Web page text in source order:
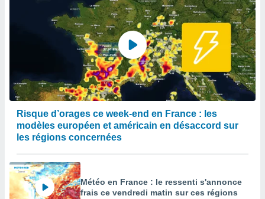
Risque d’orages ce week-end en France : les
modèles européen et américain en désaccord sur
les régions concernées
Météo en France : le ressenti s'annonce
frais ce vendredi matin sur ces régions